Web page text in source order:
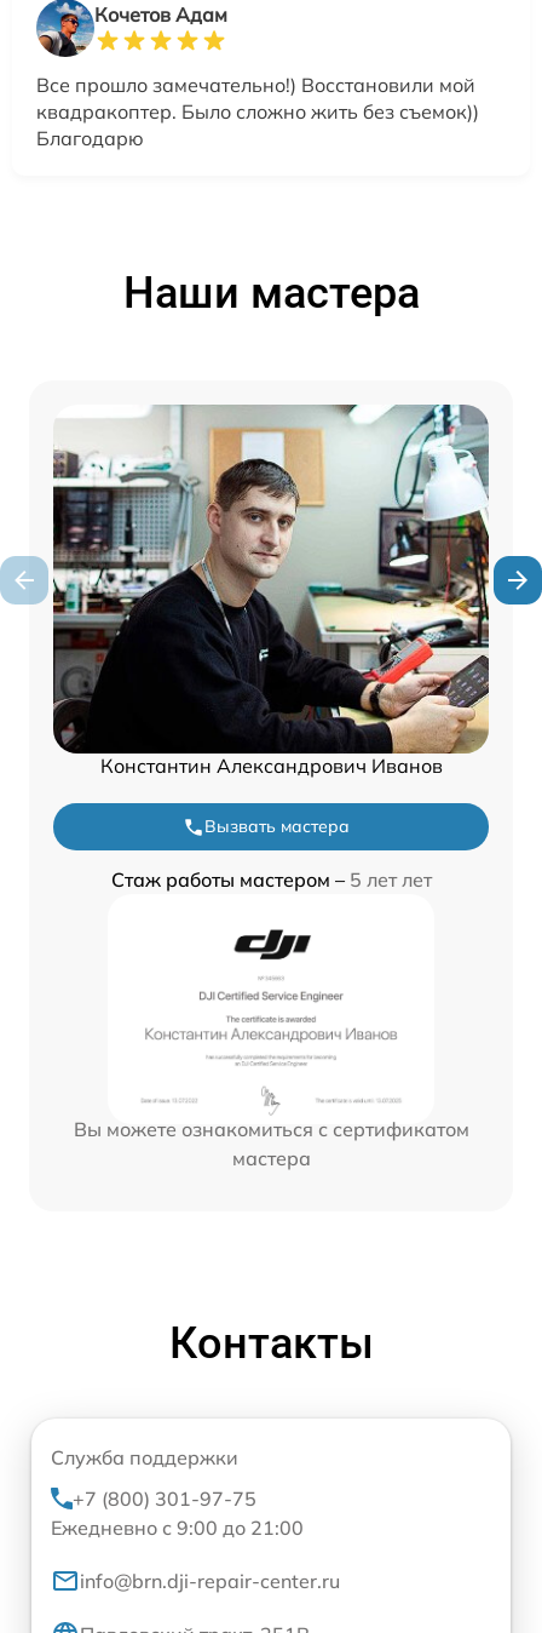
Кочетов Адам
Все прошло замечательно!) Восстановили мой
квадракоптер. Было сложно жить без съемок))
Благодарю
Наши мастера
Константин Александрович Иванов
Вызвать мастера
Стаж работы мастером – 5 лет лет
Вы можете ознакомиться с сертификатом
мастера
Контакты
Служба поддержки
+7 (800) 301-97-75
Ежедневно с 9:00 до 21:00
info@brn.dji-repair-center.ru